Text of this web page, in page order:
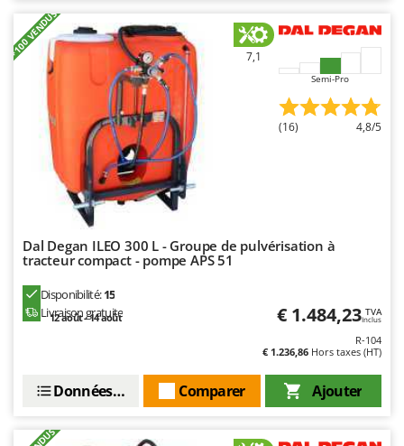
Ooni
Oriental Koshin
Outdoorchef
Palazzetti
Palumbo Pavi
Partisani
Paterlini
Philips
Pramac
Prismafood
Reber
Redback
+100 VENDUS 7,1
Semi-Pro
(16) 4,8/5
Dal Degan ILEO 300 L - Groupe de pulvérisation à
tracteur compact - pompe APS 51
Disponibilité:15
Livraison gratuite
12 août - 14 août € 1.484,23 TVA
Inclus
R-104
€ 1.236,86 Hors taxes (HT)
Ajouter
Comparer
Données techniques